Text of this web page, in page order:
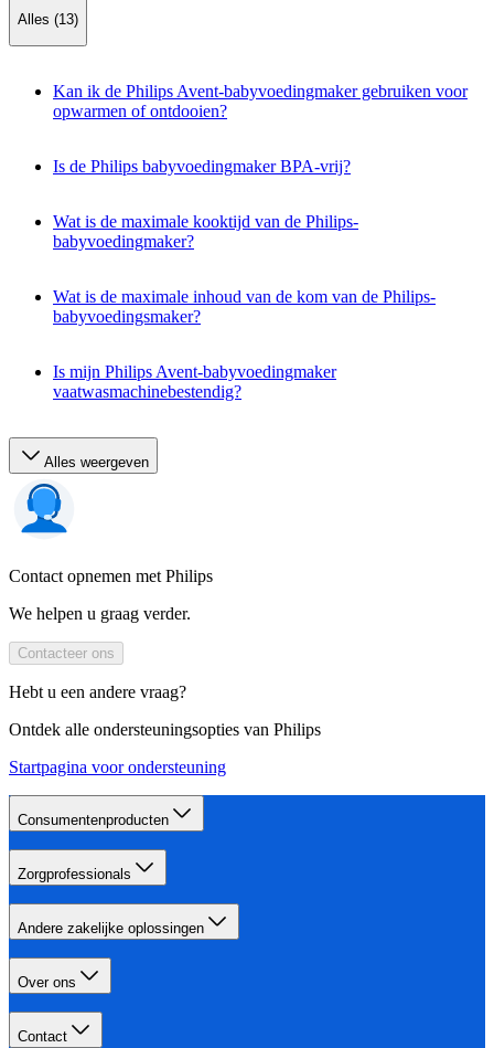
Alles (13)
Kan ik de Philips Avent-babyvoedingmaker gebruiken voor
opwarmen of ontdooien?
Is de Philips babyvoedingmaker BPA-vrij?
Wat is de maximale kooktijd van de Philips-
babyvoedingmaker?
Wat is de maximale inhoud van de kom van de Philips-
babyvoedingsmaker?
Is mijn Philips Avent-babyvoedingmaker
vaatwasmachinebestendig?
Alles weergeven
Contact opnemen met Philips
We helpen u graag verder.
Contacteer ons
Hebt u een andere vraag?
Ontdek alle ondersteuningsopties van Philips
Startpagina voor ondersteuning
Consumentenproducten
Zorgprofessionals
Andere zakelijke oplossingen
Over ons
Contact